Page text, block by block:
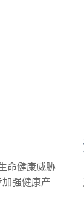
命健康威胁
强健康产